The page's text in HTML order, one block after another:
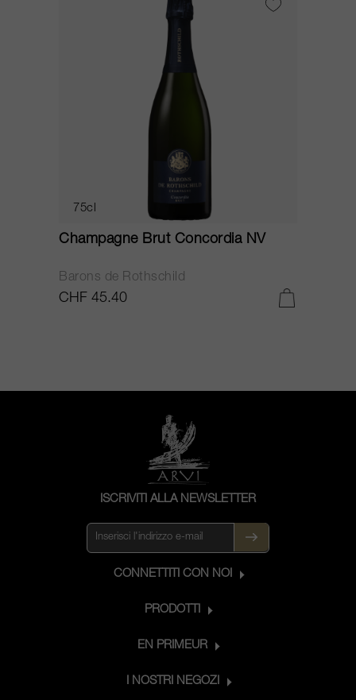
75cl
Champagne Brut Concordia NV
Barons de Rothschild
CHF 45.40
ISCRIVITI ALLA NEWSLETTER
CONNETTITI CON NOI
PRODOTTI
EN PRIMEUR
I NOSTRI NEGOZI